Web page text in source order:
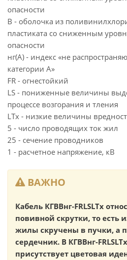
опасности
В - оболочка из
пластиката со сниженным
опасности
нг(А) - индекс «не
категории А»
FR - огнестойкий
LS - пониженные величины
процессе возгорания и тления
LTx - низкие величины
5 - число проводящих ток жил
25 - сечение проводников
1 - расчетное напряжение, кВ
ВАЖНО
Кабель КГВВнг-FRLSLTx
повивной скрутки, то есть
жилы скручены в пучки, а
сердечник. В КГВВнг-
присутствует цветовая